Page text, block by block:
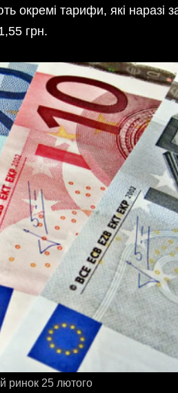
окремі тарифи, які наразі
грн.
ринок 25 лютого